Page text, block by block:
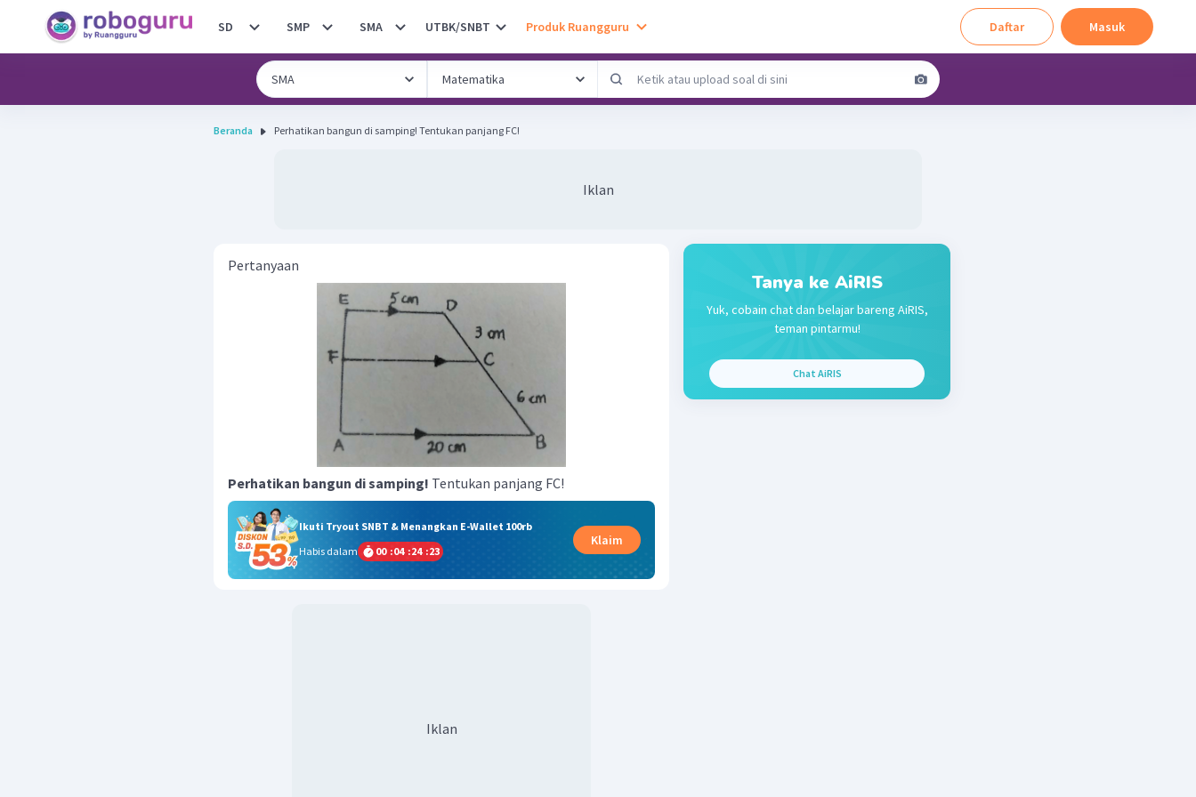
SD SMP SMA UTBK/SNBT Produk Ruangguru Daftar Masuk
Beranda Perhatikan bangun di samping! Tentukan panjang FC!
Iklan
Pertanyaan
Perhatikan bangun di samping! Tentukan panjang FC!
Ikuti Tryout SNBT & Menangkan E-Wallet 100rb
Habis dalam
00 :04 :24 :22
Klaim
Iklan
Tanya ke AiRIS
Yuk, cobain chat dan belajar bareng AiRIS,
teman pintarmu!
Chat AiRIS